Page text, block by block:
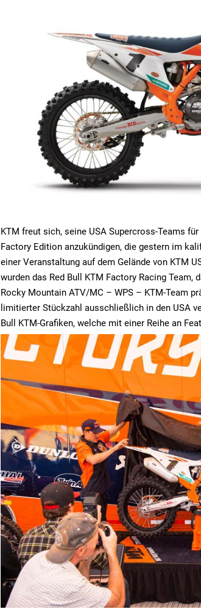
KTM freut sich, seine USA Supercross-Teams
Factory Edition anzukündigen, die gestern im
einer Veranstaltung auf dem Gelände von KTM
wurden das Red Bull KTM Factory Racing Team,
Rocky Mountain ATV/MC – WPS – KTM-Team
limitierter Stückzahl ausschließlich in den USA
Bull KTM-Grafiken, welche mit einer Reihe an